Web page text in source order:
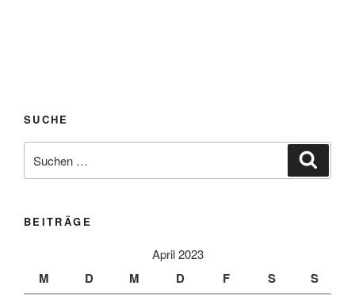
SUCHE
nach:
BEITRÄGE
April 2023
M D M D F S S